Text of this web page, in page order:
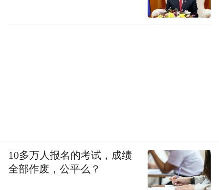
10多万人报名的考试，成绩
全部作废，公平么？